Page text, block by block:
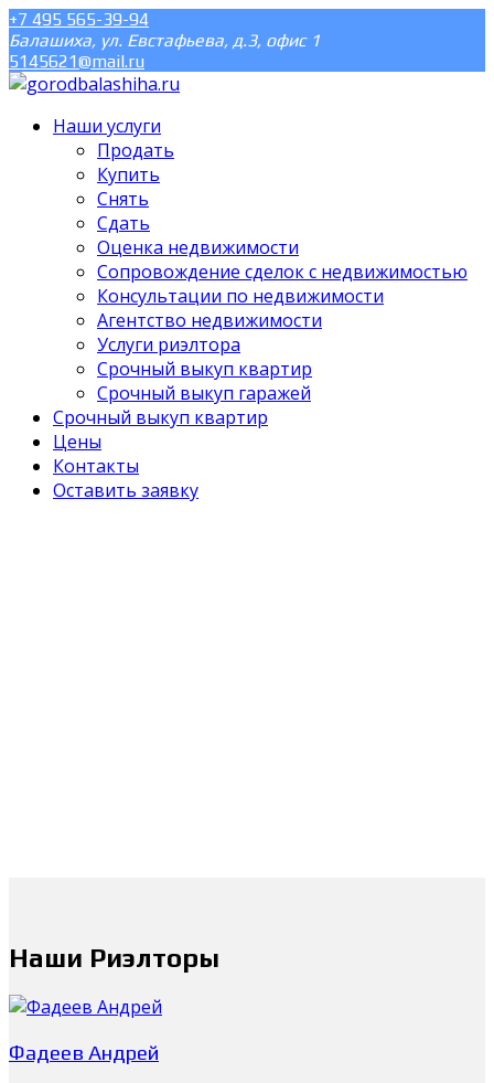
+7 495 565-39-94
Балашиха, ул. Евстафьева, д.3, офис 1
5145621@mail.ru
Наши услуги
Продать
Купить
Снять
Сдать
Оценка недвижимости
Сопровождение сделок с недвижимостью
Консультации по недвижимости
Агентство недвижимости
Услуги риэлтора
Срочный выкуп квартир
Срочный выкуп гаражей
Срочный выкуп квартир
Цены
Контакты
Оставить заявку
Наши Риэлторы
Фадеев Андрей